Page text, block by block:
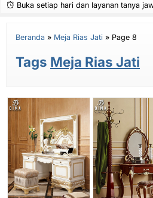
Buka setiap hari dan layanan tanya
Beranda » Meja Rias Jati » Page 8
Tags Meja Rias Jati